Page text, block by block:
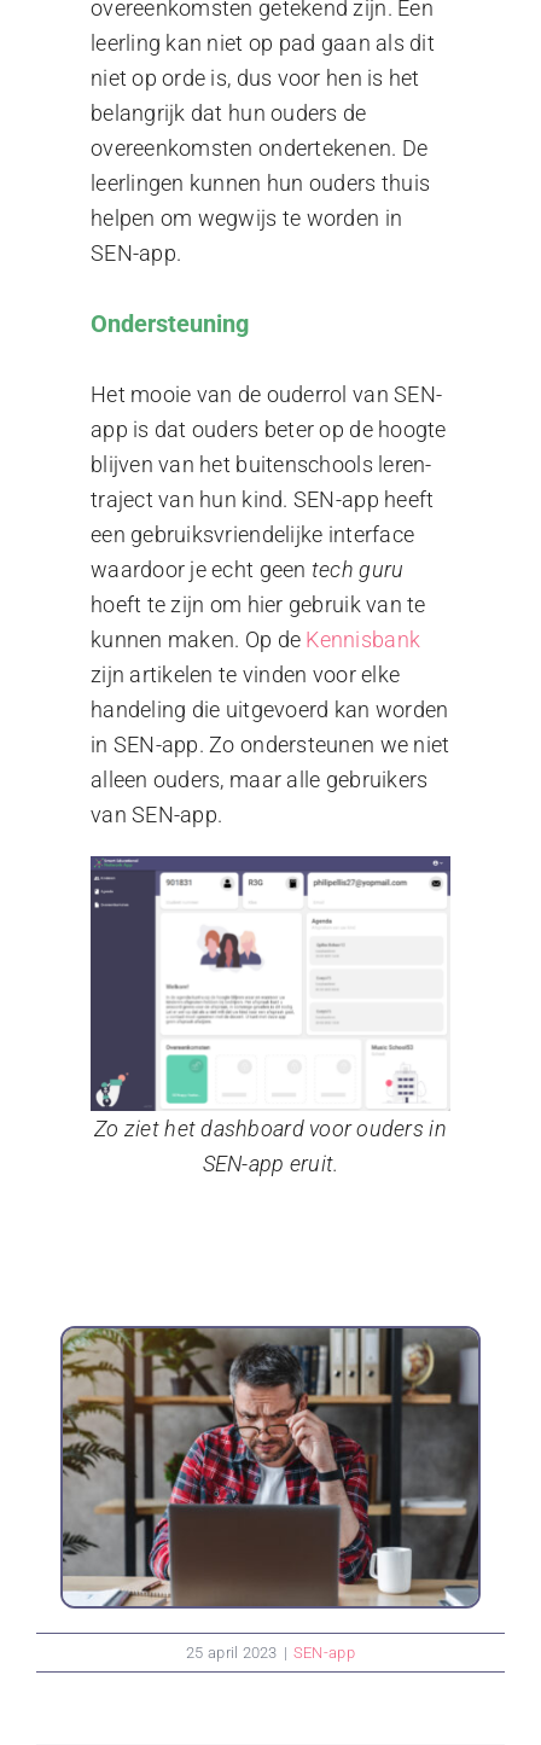
overeenkomsten getekend zijn. Een
leerling kan niet op pad gaan als dit
niet op orde is, dus voor hen is het
belangrijk dat hun ouders de
overeenkomsten ondertekenen. De
leerlingen kunnen hun ouders thuis
helpen om wegwijs te worden in
SEN-app.
Ondersteuning
Het mooie van de ouderrol van SEN-
app is dat ouders beter op de hoogte
blijven van het buitenschools leren-
traject van hun kind. SEN-app heeft
een gebruiksvriendelijke interface
waardoor je echt geen tech guru
hoeft te zijn om hier gebruik van te
kunnen maken. Op de Kennisbank
zijn artikelen te vinden voor elke
handeling die uitgevoerd kan worden
in SEN-app. Zo ondersteunen we niet
alleen ouders, maar alle gebruikers
van SEN-app.
Zo ziet het dashboard voor ouders in
SEN-app eruit.
25 april 2023 | SEN-app